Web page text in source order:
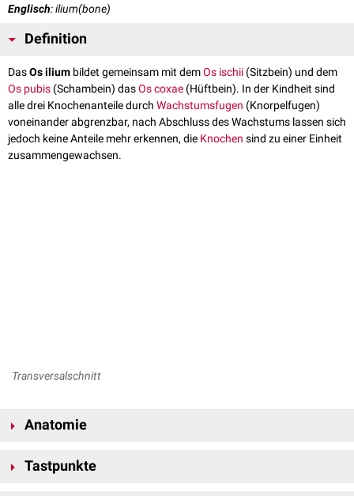
Englisch: ilium(bone)
Definition
DasOs ilium bildet gemeinsam mit demOs ischii (Sitzbein) und dem
Os pubis (Schambein) dasOs coxae (Hüftbein). In der Kindheit sind
alle drei Knochenanteile durch Wachstumsfugen (Knorpelfugen)
voneinander abgrenzbar, nach Abschluss des Wachstums lassen sich
jedoch keine Anteile mehr erkennen, die Knochen sind zu einer Einheit
zusammengewachsen.
Transversalschnitt
Anatomie
Fläche des Hüftbeins ein. Am Os ilium lassen sich je nach Ansicht
Tastpunkte